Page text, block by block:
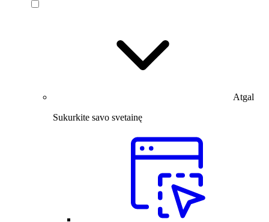
Atgal
Sukurkite savo svetainę